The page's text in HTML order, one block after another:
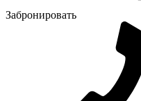
Забронировать